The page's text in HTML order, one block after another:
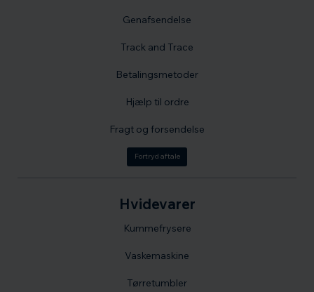
Hvidevarer
Kummefrysere
Vaskemaskine
Tørretumbler
Genafsendelse
Track and Trace
Betalingsmetoder
Hjælp til ordre
Fragt og forsendelse
Fortryd aftale